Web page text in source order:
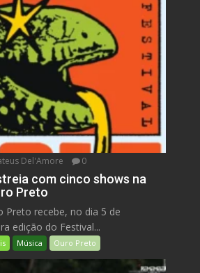
Del'Amore 0
com cinco shows na
Preto
Preto recebe, no dia 5 de
edição do Festival...
Música Ouro Preto